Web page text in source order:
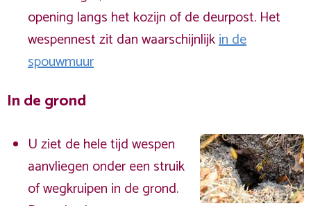
opening langs het kozijn of de deurpost. Het
wespennest zit dan waarschijnlijkin de
spouwmuur
In de grond
U ziet de hele tijd wespen
aanvliegen onder een struik
of wegkruipen in de grond.